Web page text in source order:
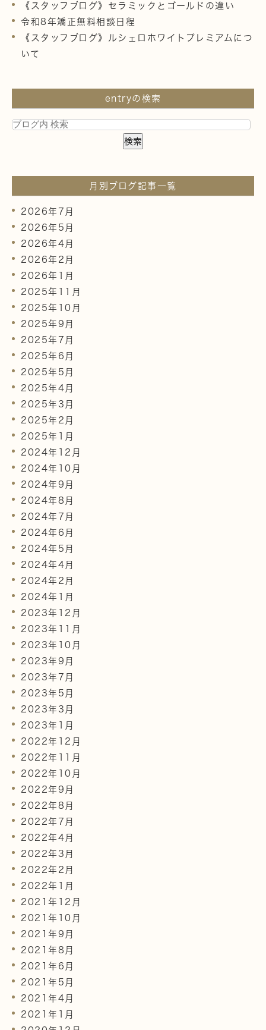
《スタッフブログ》セラミックとゴールドの違い
令和8年矯正無料相談日程
《スタッフブログ》ルシェロホワイトプレミアムにつ
いて
entryの検索
月別ブログ記事一覧
2026年7月
2026年5月
2026年4月
2026年2月
2026年1月
2025年11月
2025年10月
2025年9月
2025年7月
2025年6月
2025年5月
2025年4月
2025年3月
2025年2月
2025年1月
2024年12月
2024年10月
2024年9月
2024年8月
2024年7月
2024年6月
2024年5月
2024年4月
2024年2月
2024年1月
2023年12月
2023年11月
2023年10月
2023年9月
2023年7月
2023年5月
2023年3月
2023年1月
2022年12月
2022年11月
2022年10月
2022年9月
2022年8月
2022年7月
2022年4月
2022年3月
2022年2月
2022年1月
2021年12月
2021年10月
2021年9月
2021年8月
2021年6月
2021年5月
2021年4月
2021年1月